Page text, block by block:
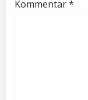
Kommentar*